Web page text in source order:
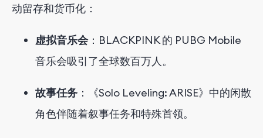
动留存和货币化：
虚拟音乐会：BLACKPINK 的 PUBG Mobile
音乐会吸引了全球数百万人。
故事任务 ：《Solo Leveling: ARISE》中的闲散
角色伴随着叙事任务和特殊首领。